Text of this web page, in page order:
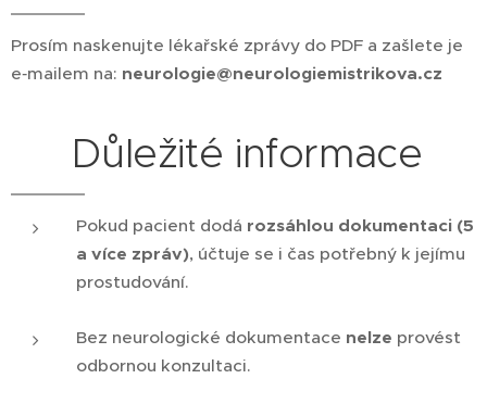
Prosím naskenujte lékařské zprávy do PDF a zašlete je
e‑mailem na: neurologie@neurologiemistrikova.cz
⚠️ Důležité informace
Pokud pacient dodá rozsáhlou dokumentaci (5
a více zpráv), účtuje se i čas potřebný k jejímu
prostudování.
Bez neurologické dokumentace nelze provést
odbornou konzultaci.